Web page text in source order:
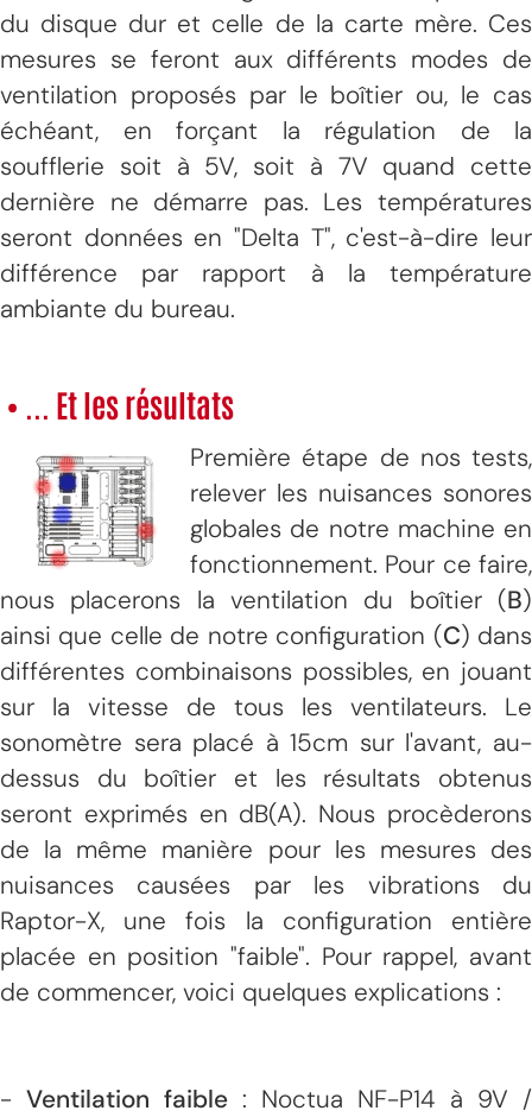
du disque dur et celle de la carte mère. Ces
mesures se feront aux différents modes de
ventilation proposés par le boîtier ou, le cas
échéant, en forçant la régulation de la
soufflerie soit à 5V, soit à 7V quand cette
dernière ne démarre pas. Les températures
seront données en "Delta T", c'est-à-dire leur
différence par rapport à la température
ambiante du bureau.
• ... Et les résultats
Première étape de nos tests,
relever les nuisances sonores
globales de notre machine en
fonctionnement. Pour ce faire,
nous placerons la ventilation du boîtier (B)
ainsi que celle de notre configuration (C) dans
différentes combinaisons possibles, en jouant
sur la vitesse de tous les ventilateurs. Le
sonomètre sera placé à 15cm sur l'avant, au-
dessus du boîtier et les résultats obtenus
seront exprimés en dB(A). Nous procèderons
de la même manière pour les mesures des
nuisances causées par les vibrations du
Raptor-X, une fois la configuration entière
placée en position "faible". Pour rappel, avant
de commencer, voici quelques explications :
-Ventilation faible: Noctua NF-P14 à 9V /